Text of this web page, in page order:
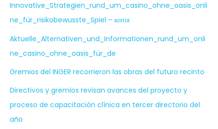
Innovative_Strategien_rund_um_casino_ohne_oasis_onli
ne_für_risikobewusste_Spiel – копія
Aktuelle_Alternativen_und_Informationen_rund_um_onli
ne_casino_ohne_oasis_für_de
Gremios del INGER recorrieron las obras del futuro recinto
Directivos y gremios revisan avances del proyecto y
proceso de capacitación clínica en tercer directorio del
año